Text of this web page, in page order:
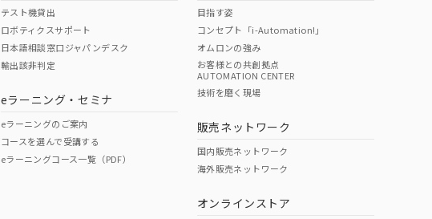
テスト機貸出
ロボティクスサポート
日本語相談窓口ジャパンデスク
輸出該非判定
eラーニング・セミナ
eラーニングのご案内
コースを選んで受講する
eラーニングコース一覧（PDF）
目指す姿
コンセプト「i-Automation!」
オムロンの強み
お客様との共創拠点
AUTOMATION CENTER
技術を磨く現場
販売ネットワーク
国内販売ネットワーク
海外販売ネットワーク
オンラインストア